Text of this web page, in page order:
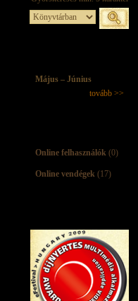
Május – Június
tovább >>
Online felhasználók (0)
Online vendégek (17)